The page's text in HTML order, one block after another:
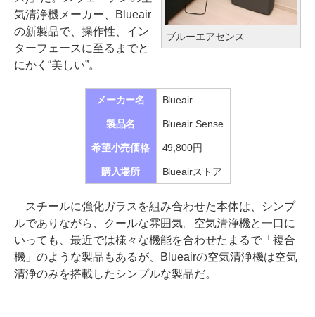
ブルーエアセンス
気清浄機メーカー、Blueair
の新製品で、操作性、イン
ターフェースに至るまでと
にかく“美しい”。
メーカー名 Blueair
製品名 Blueair Sense
希望小売価格 49,800円
購入場所 Blueairストア
スチールに強化ガラスを組み合わせた本体は、シンプ
ルでありながら、クールな雰囲気。空気清浄機と一口に
いっても、最近では様々な機能を合わせたまるで「複合
機」のような製品もあるが、Blueairの空気清浄機は空気
清浄のみを搭載したシンプルな製品だ。